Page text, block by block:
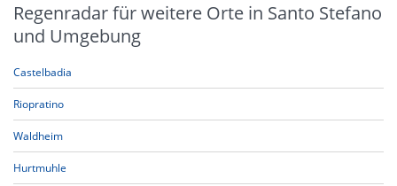
Regenradar für weitere Orte in Santo Stefano
und Umgebung
Castelbadia
Riopratino
Waldheim
Hurtmuhle